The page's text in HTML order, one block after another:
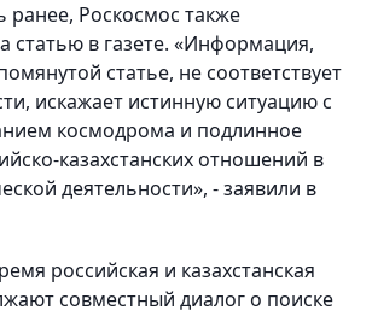
ранее, Роскосмос также
статью в газете. «Информация,
статье, не соответствует
искажает истинную ситуацию с
космодрома и подлинное
казахстанских отношений в
деятельности», - заявили в
российская и казахстанская
совместный диалог о поиске